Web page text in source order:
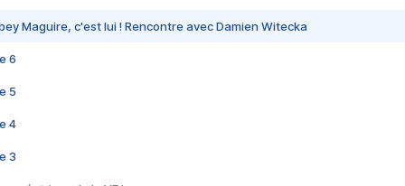
Maguire, c'est lui ! Rencontre avec Damien Witecka
6
5
4
3